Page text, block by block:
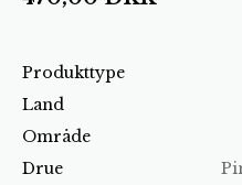
Produkttype
Land
Område
Drue